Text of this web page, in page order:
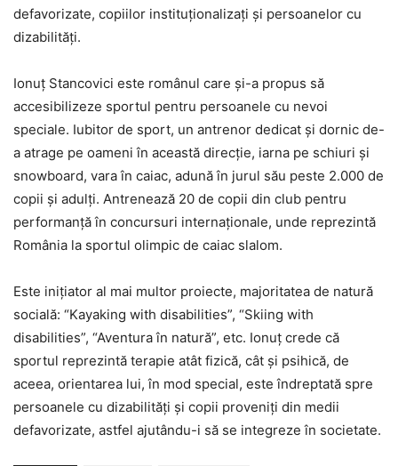
defavorizate, copiilor instituționalizați și persoanelor cu
dizabilități.
Ionuț Stancovici este românul care și-a propus să
accesibilizeze sportul pentru persoanele cu nevoi
speciale. Iubitor de sport, un antrenor dedicat și dornic de-
a atrage pe oameni în această direcție, iarna pe schiuri și
snowboard, vara în caiac, adună în jurul său peste 2.000 de
copii și adulți. Antrenează 20 de copii din club pentru
performanță în concursuri internaționale, unde reprezintă
România la sportul olimpic de caiac slalom.
Este inițiator al mai multor proiecte, majoritatea de natură
socială: “Kayaking with disabilities”, “Skiing with
disabilities”, “Aventura în natură”, etc. Ionuț crede că
sportul reprezintă terapie atât fizică, cât și psihică, de
aceea, orientarea lui, în mod special, este îndreptată spre
persoanele cu dizabilități și copii proveniți din medii
defavorizate, astfel ajutându-i să se integreze în societate.